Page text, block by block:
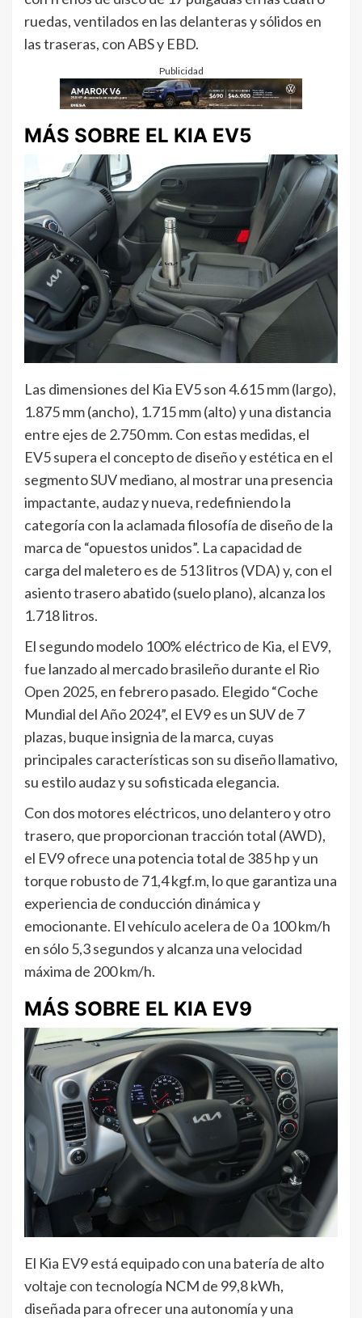
ruedas, ventilados en las delanteras y sólidos en
las traseras, con ABS y EBD.
Publicidad
MÁS SOBRE EL KIA EV5
Las dimensiones del Kia EV5 son 4.615 mm (largo),
1.875 mm (ancho), 1.715 mm (alto) y una distancia
entre ejes de 2.750 mm. Con estas medidas, el
EV5 supera el concepto de diseño y estética en el
segmento SUV mediano, al mostrar una presencia
impactante, audaz y nueva, redefiniendo la
categoría con la aclamada filosofía de diseño de la
marca de “opuestos unidos”. La capacidad de
carga del maletero es de 513 litros (VDA) y, con el
asiento trasero abatido (suelo plano), alcanza los
1.718 litros.
El segundo modelo 100% eléctrico de Kia, el EV9,
fue lanzado al mercado brasileño durante el Rio
Open 2025, en febrero pasado. Elegido “Coche
Mundial del Año 2024”, el EV9 es un SUV de 7
plazas, buque insignia de la marca, cuyas
principales características son su diseño llamativo,
su estilo audaz y su sofisticada elegancia.
Con dos motores eléctricos, uno delantero y otro
trasero, que proporcionan tracción total (AWD),
el EV9 ofrece una potencia total de 385 hp y un
torque robusto de 71,4 kgf.m, lo que garantiza una
experiencia de conducción dinámica y
emocionante. El vehículo acelera de 0 a 100 km/h
en sólo 5,3 segundos y alcanza una velocidad
máxima de 200 km/h.
MÁS SOBRE EL KIA EV9
El Kia EV9 está equipado con una batería de alto
voltaje con tecnología NCM de 99,8 kWh,
diseñada para ofrecer una autonomía y una